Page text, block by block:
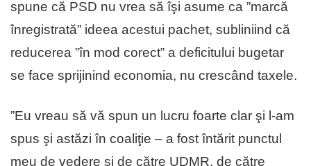
spune că PSD nu vrea să îşi asume ca ”marcă
înregistrată” ideea acestui pachet, subliniind că
reducerea ”în mod corect” a deficitului bugetar
se face sprijinind economia, nu crescând taxele.
”Eu vreau să vă spun un lucru foarte clar şi l-am
spus şi astăzi în coaliţie – a fost întărit punctul
meu de vedere şi de către UDMR, de către